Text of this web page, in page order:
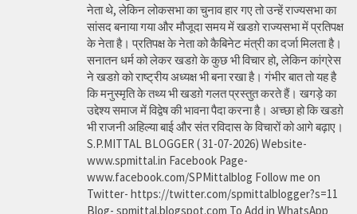
नेता थे, लेकिन लोकसभा का चुनाव हार गए तो उन्हें राज्यसभा का
सांसद बनाया गया और मौजूदा समय में खडग़े राज्यसभा में प्रतिपक्ष
के नेता है। प्रतिपक्ष के नेता को कैबिनेट मंत्री का दर्जा मिलता है।
सनातन धर्म को लेकर खडग़े के कुछ भी विचार हो, लेकिन कांग्रेस
ने खडग़े को राष्ट्रीय अध्यक्ष भी बना रखा है। गंभीर बात तो यह है
कि मनुस्मृति के तथ्य भी खडग़े गलत प्रस्तुत करते हैं। खगड़े का
उद्देश्य समाज में विद्वेष की भावना पैदा करना है। अच्छा हो कि खडग़े
भी राजनी अहिल्या बाई और संत रविदास के विचारों को आगे बढ़ाए।
S.P.MITTAL BLOGGER ( 31-07-2026) Website-
www.spmittal.in Facebook Page-
www.facebook.com/SPMittalblog Follow me on
Twitter- https://twitter.com/spmittalblogger?s=11
Blog- spmittal.blogspot.com To Add in WhatsApp